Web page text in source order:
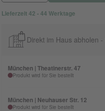
Lieferzeit 42 - 44 Werktage
Direkt im Haus abholen -
München | Theatinerstr. 47
Produkt wird für Sie bestellt
München | Neuhauser Str. 12
Produkt wird für Sie bestellt